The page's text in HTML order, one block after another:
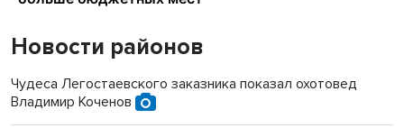
Новости районов
Чудеса Легостаевского заказника показал охотовед
Владимир Коченов